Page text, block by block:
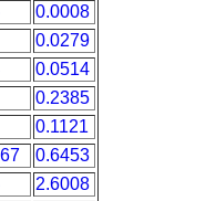
0.0008
0.0279
0.0514
0.2385
0.1121
0.6453
2.6008